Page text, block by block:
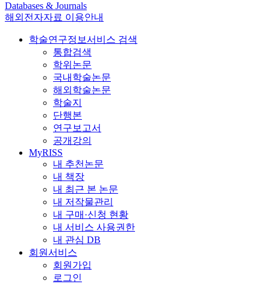
Databases & Journals
해외전자자료 이용안내
학술연구정보서비스 검색
통합검색
학위논문
국내학술논문
해외학술논문
학술지
단행본
연구보고서
공개강의
MyRISS
내 추천논문
내 책장
내 최근 본 논문
내 저작물관리
내 구매·신청 현황
내 서비스 사용권한
내 관심 DB
회원서비스
회원가입
로그인